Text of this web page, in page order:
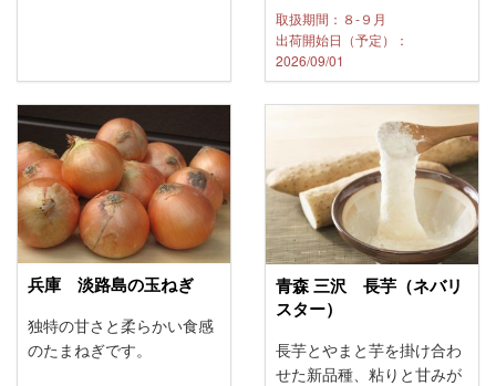
取扱期間：８-９月
出荷開始日（予定）：
2026/09/01
兵庫 淡路島の玉ねぎ
独特の甘さと柔らかい食感
のたまねぎです。
青森 三沢 長芋（ネバリ
スター）
長芋とやまと芋を掛け合わ
せた新品種、粘りと甘みが